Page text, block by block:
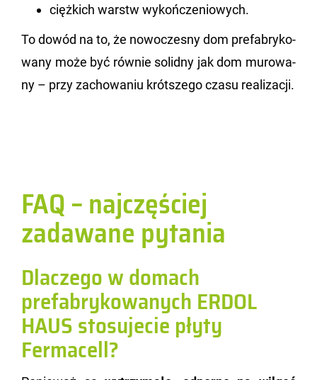
ciężkich warstw wykończeniowych.
To dowód na to, że no­wo­cze­sny dom pre­fa­bry­ko­
wa­ny może być rów­nie so­lid­ny jak dom mu­ro­wa­
ny – przy za­cho­wa­niu krót­sze­go czasu re­ali­za­cji.
FAQ – najczęściej
zadawane pytania
Dlaczego w domach
prefabrykowanych ERDOL
HAUS stosujecie płyty
Fermacell?